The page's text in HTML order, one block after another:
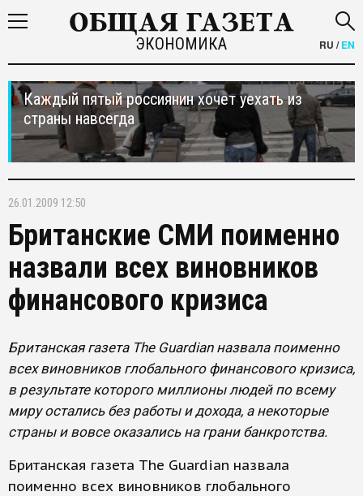
ЭКОНОМИКА RU /EN
Каждый пятый россиянин хочет уехать из
страны навсегда
26.01.2009 12:50
Британские СМИ поименно
назвали всех виновников
финансового кризиса
Британская газета The Guardian назвала поименно
всех виновников глобального финансового кризиса,
в результате которого миллионы людей по всему
миру остались без работы и дохода, а некоторые
страны и вовсе оказались на грани банкротства.
Британская газета The Guardian назвала
поименно всех виновников глобального